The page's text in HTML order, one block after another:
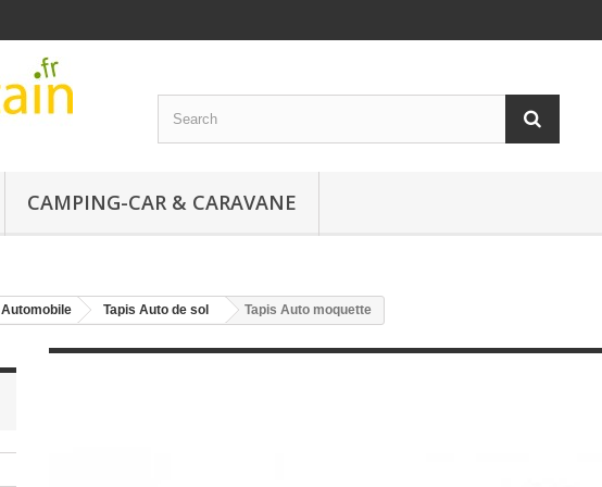
CAMPING-CAR & CARAVANE
Automobile Tapis Auto de sol Tapis Auto moquette